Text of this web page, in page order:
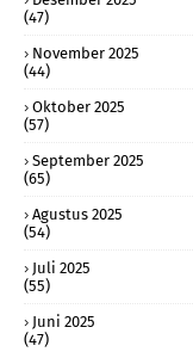
(47)
November 2025
(44)
Oktober 2025
(57)
September 2025
(65)
Agustus 2025
(54)
Juli 2025
(55)
Juni 2025
(47)